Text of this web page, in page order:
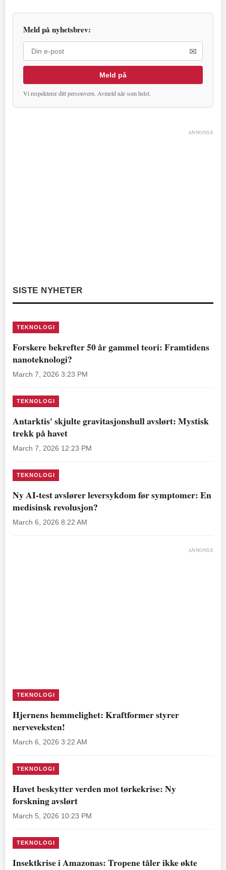
Meld på nyhetsbrev:
✉
Meld på
Vi respekterer ditt personvern. Avmeld når som helst.
ANNONSE
SISTE NYHETER
TEKNOLOGI
Forskere bekrefter 50 år gammel teori: Framtidens
nanoteknologi?
March 7, 2026 3:23 PM
TEKNOLOGI
Antarktis' skjulte gravitasjonshull avslørt: Mystisk
trekk på havet
March 7, 2026 12:23 PM
TEKNOLOGI
Ny AI-test avslører leversykdom før symptomer: En
medisinsk revolusjon?
March 6, 2026 8:22 AM
ANNONSE
TEKNOLOGI
Hjernens hemmelighet: Kraftformer styrer
nerveveksten!
March 6, 2026 3:22 AM
TEKNOLOGI
Havet beskytter verden mot tørkekrise: Ny
forskning avslørt
March 5, 2026 10:23 PM
TEKNOLOGI
Insektkrise i Amazonas: Tropene tåler ikke økte